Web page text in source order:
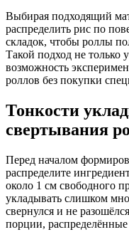
Выбирая подходящий
распределить рис по
складок, чтобы роллы
Такой подход не только
возможность
роллов без покупки
Тонкости
свертывания
Перед началом
распределите
около 1 см свободного
укладывать слишком
свернулся и не
порции,